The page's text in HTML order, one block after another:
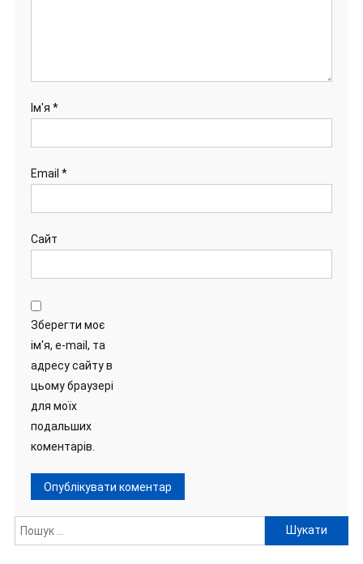
Ім'я *
Email *
Сайт
Зберегти моє
ім'я, e-mail, та
адресу сайту в
цьому браузері
для моїх
подальших
коментарів.
Пошук: